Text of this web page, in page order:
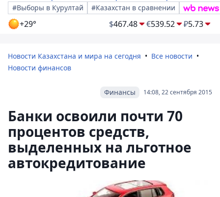
#Выборы в Курултай
#Казахстан в сравнении
+29° $467.48 €539.52 ₽5.73
Новости Казахстана и мира на сегодня
Все новости
Новости финансов
14:08, 22 сентября 2015
Финансы
Банки освоили почти 70
процентов средств,
выделенных на льготное
автокредитование